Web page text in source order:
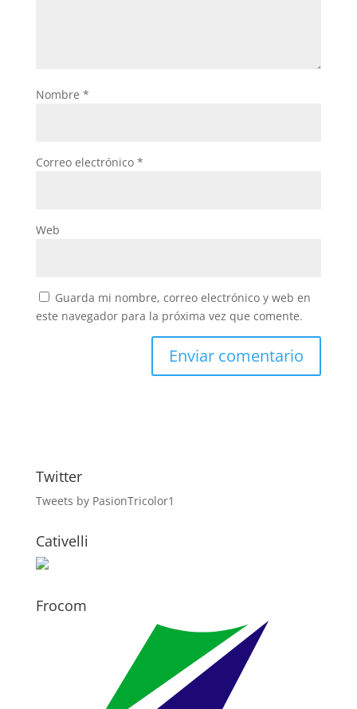
Nombre *
Correo electrónico *
Web
Guarda mi nombre, correo electrónico y web en
este navegador para la próxima vez que comente.
Twitter
Tweets by PasionTricolor1
Cativelli
Frocom